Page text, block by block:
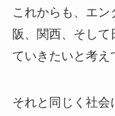
これからも、エ
阪、関西、そし
ていきたいと考え
それと同じく社会